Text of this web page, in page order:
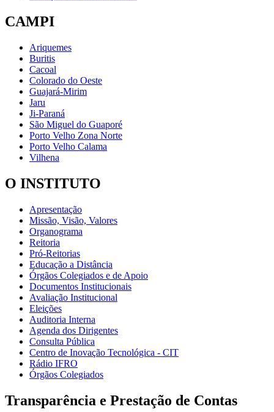
CAMPI
Ariquemes
Buritis
Cacoal
Colorado do Oeste
Guajará-Mirim
Jaru
Ji-Paraná
São Miguel do Guaporé
Porto Velho Zona Norte
Porto Velho Calama
Vilhena
O INSTITUTO
Apresentação
Missão, Visão, Valores
Organograma
Reitoria
Pró-Reitorias
Educação a Distância
Órgãos Colegiados e de Apoio
Documentos Institucionais
Avaliação Institucional
Eleições
Auditoria Interna
Agenda dos Dirigentes
Consulta Pública
Centro de Inovação Tecnológica - CIT
Rádio IFRO
Órgãos Colegiados
Transparência e Prestação de Contas